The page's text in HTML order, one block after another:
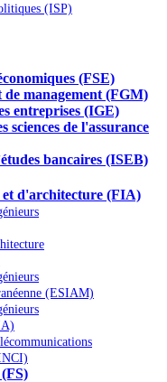
(ISP)
(FSE)
de management (FGM)
entreprises (IGE)
sciences de l'assurance
bancaires (ISEB)
et d'architecture (FIA)
(ESIAM)